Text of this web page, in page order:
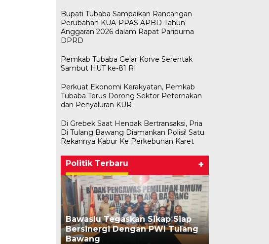
Bupati Tubaba Sampaikan Rancangan
Perubahan KUA-PPAS APBD Tahun
Anggaran 2026 dalam Rapat Paripurna
DPRD
Pemkab Tubaba Gelar Korve Serentak
Sambut HUT ke-81 RI
Perkuat Ekonomi Kerakyatan, Pemkab
Tubaba Terus Dorong Sektor Peternakan
dan Penyaluran KUR
Di Grebek Saat Hendak Bertransaksi, Pria
Di Tulang Bawang Diamankan Polisi! Satu
Rekannya Kabur Ke Perkebunan Karet
Politik Terbaru +
Bawaslu Tegaskan Sikap Siap
Bersinergi Dengan PWI Tulang
Bawang